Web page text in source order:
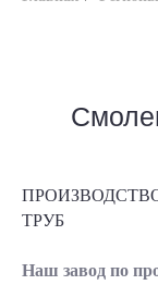
ТРУБ
Наш завод по